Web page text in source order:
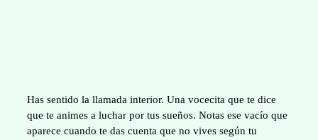
Has sentido la llamada interior. Una vocecita que te dice
que te animes a luchar por tus sueños. Notas ese vacío que
aparece cuando te das cuenta que no vives según tu